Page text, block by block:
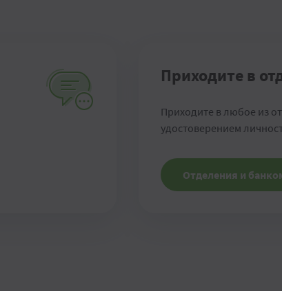
Приходите в
Приходите в любое из
удостоверением
Отделения и